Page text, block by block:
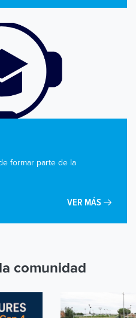
formar parte de la
VER MÁS
comunidad